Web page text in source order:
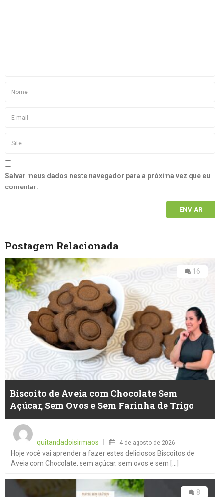
Salvar meus dados neste navegador para a próxima vez que eu
comentar.
Postagem Relacionada
16
Biscoito de Aveia com Chocolate Sem
Açúcar, Sem Ovos e Sem Farinha de Trigo
quitandadoisirmaos
4 de agosto de 2026
Hoje você vai aprender a fazer estes deliciosos Biscoitos de
Aveia com Chocolate, sem açúcar, sem ovos e sem [...]
8